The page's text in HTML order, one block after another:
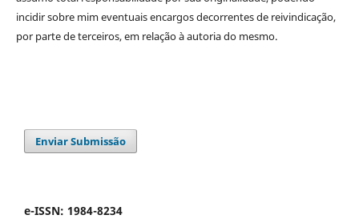
incidir sobre mim eventuais encargos decorrentes de reivindicação,
por parte de terceiros, em relação à autoria do mesmo.
Enviar Submissão
e-ISSN: 1984-8234